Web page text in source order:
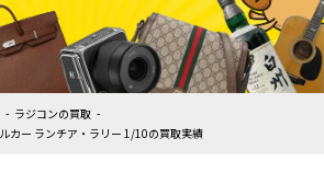
ラジコンの買取
カー ランチア・ラリー 1/10の買取実績